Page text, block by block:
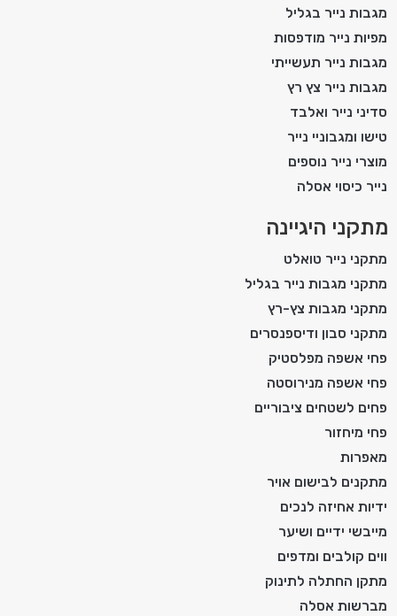
מגבות נייר בגליל
מפיות נייר מודפסות
מגבות נייר תעשייתי
מגבות נייר צץ רץ
סדיני נייר ואלבד
טישו ומגבוניי נייר
מוצרי נייר נוספים
נייר כיסוי אסלה
מתקני היגיינה
מתקני נייר טואלט
מתקני מגבות נייר בגליל
מתקני מגבות צץ-רץ
מתקני סבון ודיספנסרים
פחי אשפה מפלסטיק
פחי אשפה מנירוסטה
פחים לשטחים ציבוריים
פחי מיחזור
מאפרות
מתקנים לבישום אויר
ידיות אחיזה לנכים
מייבשי ידיים ושיער
ווים קולבים ומדפים
מתקן החתלה לתינוק
מברשות אסלה